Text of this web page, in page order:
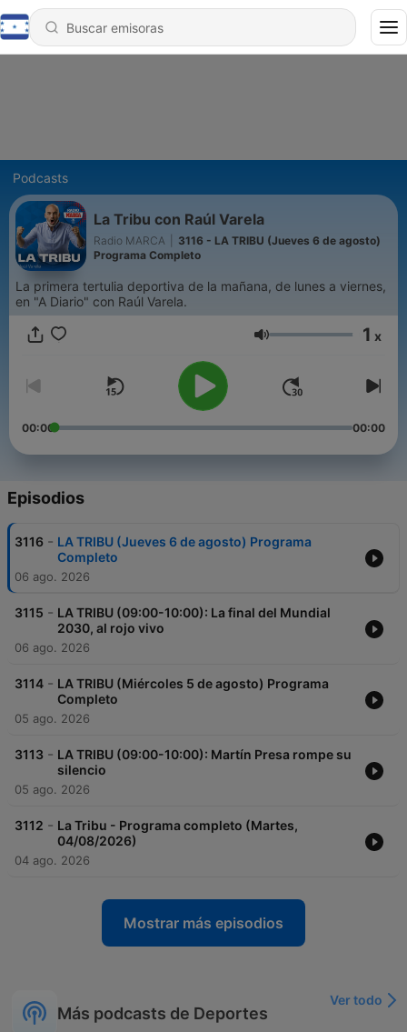
Podcasts
La Tribu con Raúl Varela
Radio MARCA
3116 - LA TRIBU (Jueves 6 de agosto)
Programa Completo
La primera tertulia deportiva de la mañana, de lunes a viernes,
en "A Diario" con Raúl Varela.
Volumen 1 x
00:00 00:00
Episodios
3116 - LA TRIBU (Jueves 6 de agosto) Programa
Completo
06 ago. 2026
3115 - LA TRIBU (09:00-10:00): La final del Mundial
2030, al rojo vivo
06 ago. 2026
3114 - LA TRIBU (Miércoles 5 de agosto) Programa
Completo
05 ago. 2026
3113 - LA TRIBU (09:00-10:00): Martín Presa rompe su
silencio
05 ago. 2026
3112 - La Tribu - Programa completo (Martes,
04/08/2026)
04 ago. 2026
Mostrar más episodios
Más podcasts de Deportes
Ver todo